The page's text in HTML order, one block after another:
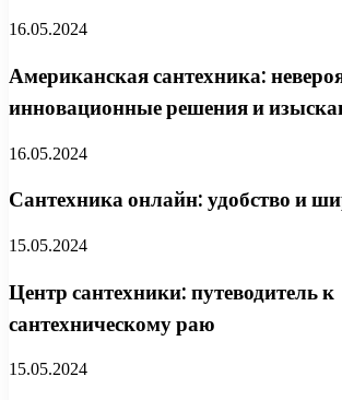
16.05.2024
Американская сантехника:
инновационные решения и
16.05.2024
Сантехника онлайн: удобство и
15.05.2024
Центр сантехники: путеводитель к
сантехническому раю
15.05.2024